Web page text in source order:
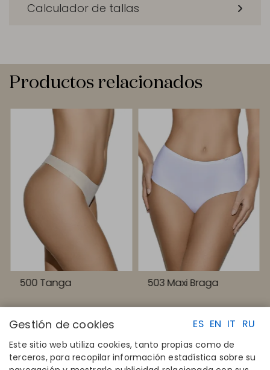
Calculador de tallas
Productos relacionados
500 Tanga 503 Maxi Braga
ES EN IT RU
Gestión de cookies
Este sitio web utiliza cookies, tanto propias como de
terceros, para recopilar información estadística sobre su